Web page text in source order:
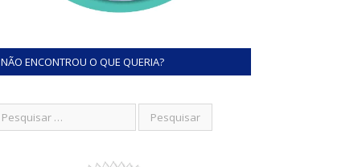
NÃO ENCONTROU O QUE QUERIA?